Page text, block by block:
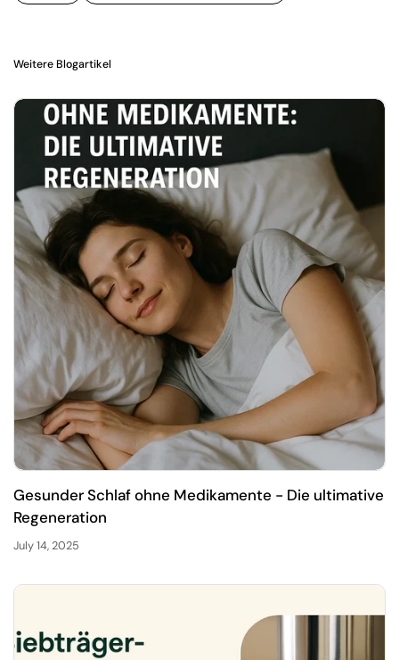
Weitere Blogartikel
Gesunder Schlaf ohne Medikamente - Die ultimative
Regeneration
July 14, 2025